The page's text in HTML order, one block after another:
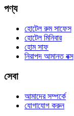
পণ্য
হোটেল রুম সাফেস
হোটেল মিনিবার
হোম সাফ
নিরাপদ আমানত বক্স
সেবা
আমাদের সম্পর্কে
যোগাযোগ করুন